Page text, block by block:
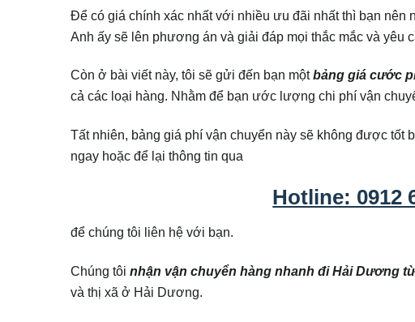
Để có giá chính xác nhất với nhiều ưu đãi nhất thì bạn nên
Anh ấy sẽ lên phương án và giải đáp mọi thắc mắc và yêu
Còn ở bài viết này, tôi sẽ gửi đến bạn mộtbảng giá cước
cả các loại hàng. Nhằm để bạn ước lượng chi phí vận
Tất nhiên, bảng giá phí vận chuyển này sẽ không được tốt
ngay hoặc để lại thông tin qua
Hotline: 0912
để chúng tôi liên hệ với bạn.
Chúng tôi nhận vận chuyển hàng nhanh đi Hải Dương
và thị xã ở Hải Dương.